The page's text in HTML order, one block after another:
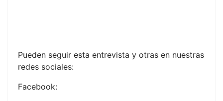
Pueden seguir esta entrevista y otras en nuestras
redes sociales:
Facebook: